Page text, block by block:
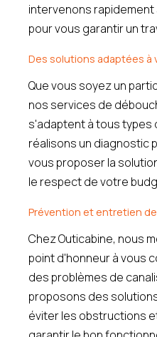
intervenons
pour vous garantir un
Des solutions adaptées à
Que vous soyez un
nos services de
s'adaptent à tous types
réalisons un diagnostic
vous proposer la
le respect de votre
Prévention et entretien
Chez Outicabine, nous
point d'honneur à vous
des problèmes de
proposons des
éviter les obstructions